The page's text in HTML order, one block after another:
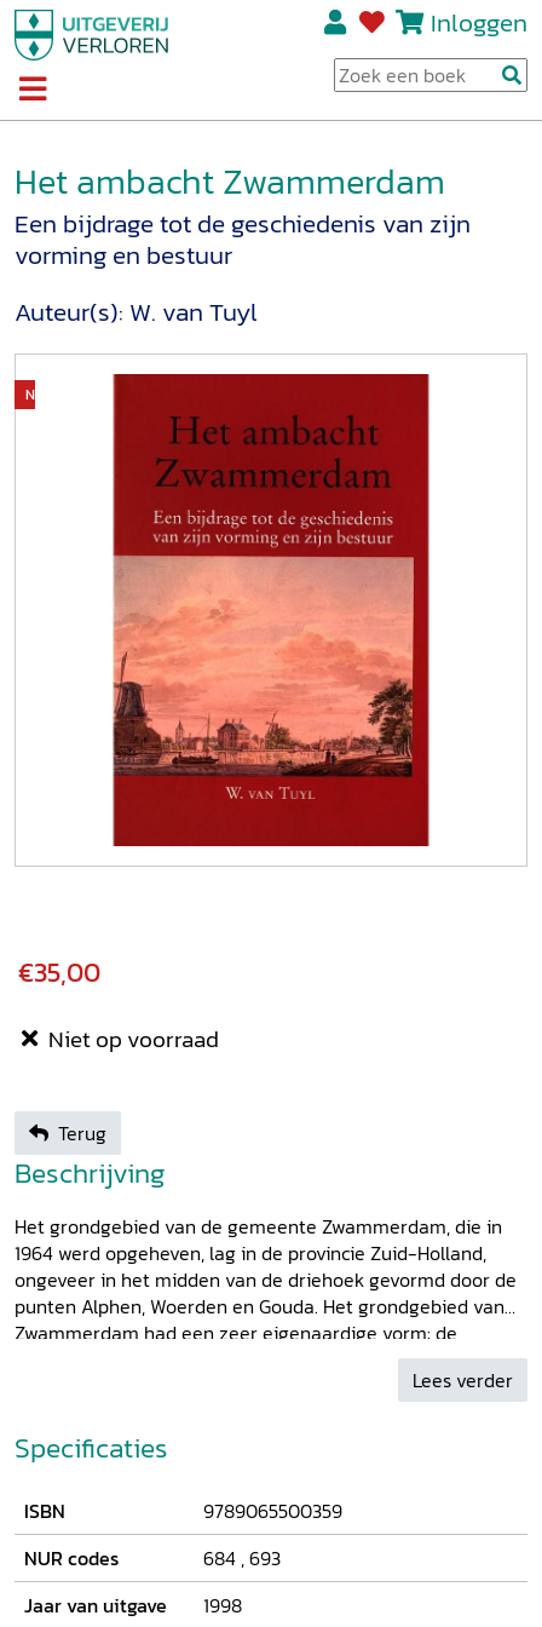
Inloggen
Het ambacht Zwammerdam
Een bijdrage tot de geschiedenis van zijn
vorming en bestuur
Auteur(s): W. van Tuyl
Niet op voorraad
€35,00
Niet op voorraad
Terug
Beschrijving
Het grondgebied van de gemeente Zwammerdam, die in
1964 werd opgeheven, lag in de provincie Zuid-Holland,
ongeveer in het midden van de driehoek gevormd door de
punten Alphen, Woerden en Gouda. Het grondgebied van
Zwammerdam had een zeer eigenaardige vorm: de
dorpskom lag niet centraal, maar in de uiterste
noordwesthoek van de gemeente. Een ander belangrijk
Bodegraven en geheel daarop georiënteerd. Een derde
buurtschap van Zwammerdam was gelegen bij en gericht
Franse tijd had in grote lijnen dezelfde grenzen. In dit boek
wordt beschreven hoe het ambacht Zwammerdam aan zijn
grenzen kwam en welke omstandigheden daarop van
invloed zijn geweest. In de eerste plaats wordt gekeken
Lees verder
Specificaties
ISBN
9789065500359
NUR codes
684 ,693
Jaar van uitgave
1998